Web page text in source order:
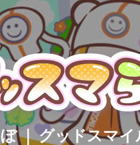
｜ グッドスマ